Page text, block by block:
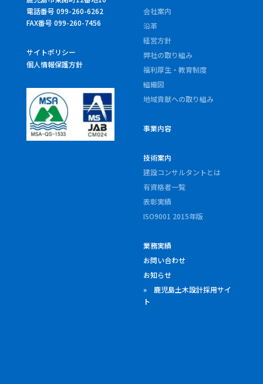
電話番号 099-260-6262
FAX番号 099-260-7456
サイトポリシー
個人情報保護方針
会社案内
沿革
経営方針
弊社の取り組み
福利厚生・教育制度
組織図
地域貢献への取り組み
事業内容
技術案内
建設コンサルタントとは
有資格者一覧
表彰実績
ISO9001 2015年版
業務実績
お問い合わせ
お知らせ
» 鹿児島土木設計採用サイ
ト